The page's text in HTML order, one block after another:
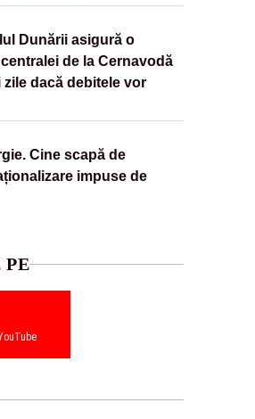
Dunării asigură o
de la Cernavodă
dacă debitele vor
Cine scapă de
impuse de
PE